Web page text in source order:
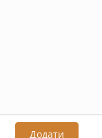
Додати